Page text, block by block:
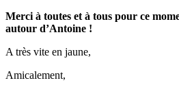
Merci à toutes et à tous pour ce
autour d’Antoine !
A très vite en jaune,
Amicalement,